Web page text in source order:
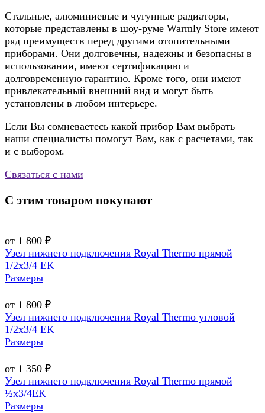
Стальные, алюминиевые и чугунные радиаторы,
которые представлены в шоу-руме Warmly Store имеют
ряд преимуществ перед другими отопительными
приборами. Они долговечны, надежны и безопасны в
использовании, имеют сертификацию и
долговременную гарантию. Кроме того, они имеют
привлекательный внешний вид и могут быть
установлены в любом интерьере.
Если Вы сомневаетесь какой прибор Вам выбрать
наши специалисты помогут Вам, как с расчетами, так
и с выбором.
Связаться с нами
С этим товаром покупают
от 1 800 ₽
Узел нижнего подключения Royal Thermo прямой
1/2х3/4 EK
Размеры
от 1 800 ₽
Узел нижнего подключения Royal Thermo угловой
1/2х3/4 EK
Размеры
от 1 350 ₽
Узел нижнего подключения Royal Thermo прямой
½х3/4EK
Размеры